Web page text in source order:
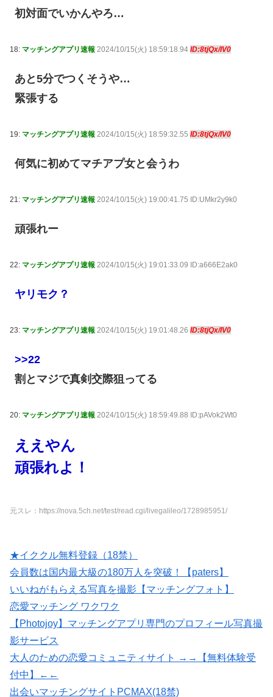
初対面でいかんやろ…
18: マッチングアプリ速報 2024/10/15(火) 18:59:18.94 ID:8tjQx/IV0
あと5分でつくそうや…
緊張する
19: マッチングアプリ速報 2024/10/15(火) 18:59:32.55 ID:8tjQx/IV0
何気に初めてマチアプ女と会うわ
21: マッチングアプリ速報 2024/10/15(火) 19:00:41.75 ID:UMkr2y9k0
頑張れー
22: マッチングアプリ速報 2024/10/15(火) 19:01:33.09 ID:a666E2ak0
ヤリモク？
23: マッチングアプリ速報 2024/10/15(火) 19:01:48.26 ID:8tjQx/IV0
>>22
割とマジで真剣交際狙ってる
20: マッチングアプリ速報 2024/10/15(火) 18:59:49.88 ID:pAVok2Wt0
ええやん
頑張れよ！
元スレ：https://nova.5ch.net/test/read.cgi/livegalileo/1728985951/
★イククル無料登録（18禁）
会員数は国内最大級の180万人を突破！【paters】
いいねがもらえる写真を撮影【マッチングフォト】
恋愛マッチング ワクワク
【Photojoy】マッチングアプリ専門のプロフィール写真撮
影サービス
大人のための恋愛コミュニティサイト →→【無料体験受
付中】←←
出会いマッチングサイトPCMAX(18禁)